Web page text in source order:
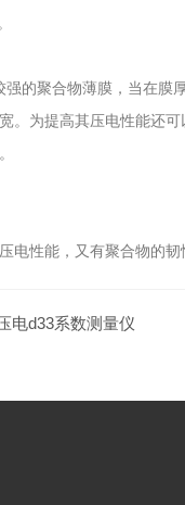
聚合物薄膜，当在膜
。为提高其压电性能还
性能，又有聚合物的韧
电d33系数测量仪